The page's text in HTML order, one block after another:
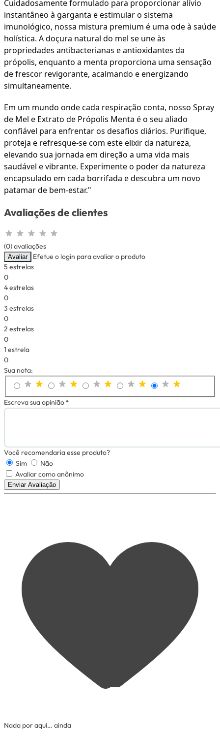
Cuidadosamente formulado para proporcionar alívio
instantâneo à garganta e estimular o sistema
imunológico, nossa mistura premium é uma ode à saúde
holística. A doçura natural do mel se une às
propriedades antibacterianas e antioxidantes da
própolis, enquanto a menta proporciona uma sensação
de frescor revigorante, acalmando e energizando
simultaneamente.
Em um mundo onde cada respiração conta, nosso Spray
de Mel e Extrato de Própolis Menta é o seu aliado
confiável para enfrentar os desafios diários. Purifique,
proteja e refresque-se com este elixir da natureza,
elevando sua jornada em direção a uma vida mais
saudável e vibrante. Experimente o poder da natureza
encapsulado em cada borrifada e descubra um novo
patamar de bem-estar."
Avaliações de clientes
(0) avaliações
Avaliar
Efetue o login para avaliar o produto
5 estrelas
0
4 estrelas
0
3 estrelas
0
2 estrelas
0
1 estrela
0
Sua nota:
Escreva sua opinião *
Você recomendaria esse produto?
Sim
Não
Avaliar como anônimo
Enviar Avaliação
Nada por aqui… ainda